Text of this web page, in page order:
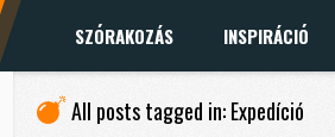
SZÓRAKOZÁS INSPIRÁCIÓ
All posts tagged in: Expedíció